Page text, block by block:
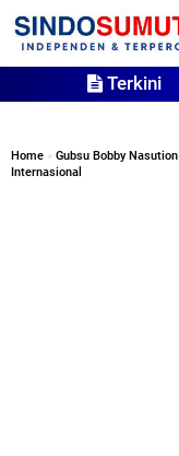
Terkini
Home » Gubsu Bobby Nasution
Internasional